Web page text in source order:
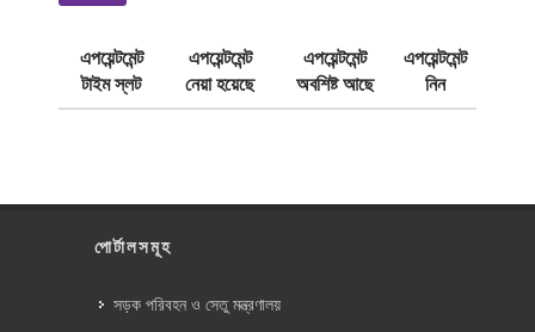
এপয়েন্টমেন্ট
টাইম স্লট
এপয়েন্টমেন্ট
নেয়া হয়েছে
এপয়েন্টমেন্ট
অবশিষ্ট আছে
এপয়েন্টমেন্ট
নিন
পোর্টালসমূহ
সড়ক পরিবহন ও সেতু মন্ত্রণালয়